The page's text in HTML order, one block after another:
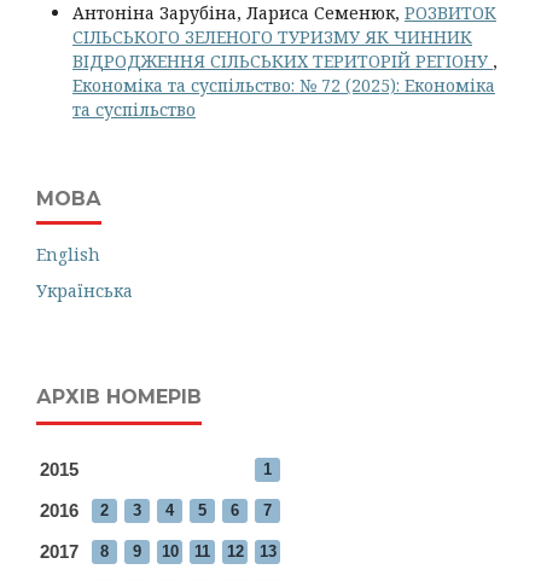
Антоніна Зарубіна, Лариса Семенюк, РОЗВИТОК
СІЛЬСЬКОГО ЗЕЛЕНОГО ТУРИЗМУ ЯК ЧИННИК
ВІДРОДЖЕННЯ СІЛЬСЬКИХ ТЕРИТОРІЙ РЕГІОНУ ,
Економіка та суспільство: № 72 (2025): Економіка
та суспільство
МОВА
English
Українська
АРХІВ НОМЕРІВ
2015 1
2016 2 3 4 5 6 7
2017 8 9 10 11 12 13